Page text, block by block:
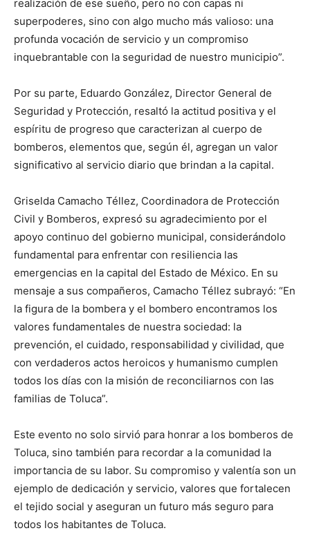
realización de ese sueño, pero no con capas ni
superpoderes, sino con algo mucho más valioso: una
profunda vocación de servicio y un compromiso
inquebrantable con la seguridad de nuestro municipio”.
Por su parte, Eduardo González, Director General de
Seguridad y Protección, resaltó la actitud positiva y el
espíritu de progreso que caracterizan al cuerpo de
bomberos, elementos que, según él, agregan un valor
significativo al servicio diario que brindan a la capital.
Griselda Camacho Téllez, Coordinadora de Protección
Civil y Bomberos, expresó su agradecimiento por el
apoyo continuo del gobierno municipal, considerándolo
fundamental para enfrentar con resiliencia las
emergencias en la capital del Estado de México. En su
mensaje a sus compañeros, Camacho Téllez subrayó: “En
la figura de la bombera y el bombero encontramos los
valores fundamentales de nuestra sociedad: la
prevención, el cuidado, responsabilidad y civilidad, que
con verdaderos actos heroicos y humanismo cumplen
todos los días con la misión de reconciliarnos con las
familias de Toluca”.
Este evento no solo sirvió para honrar a los bomberos de
Toluca, sino también para recordar a la comunidad la
importancia de su labor. Su compromiso y valentía son un
ejemplo de dedicación y servicio, valores que fortalecen
el tejido social y aseguran un futuro más seguro para
todos los habitantes de Toluca.